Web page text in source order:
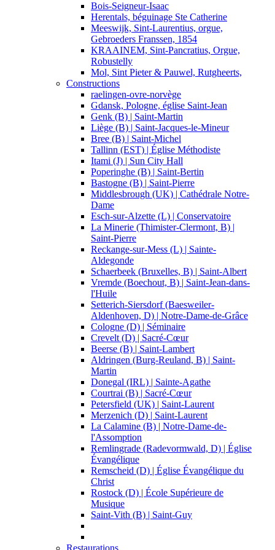
Bois-Seigneur-Isaac
Herentals, béguinage Ste Catherine
Meeswijk, Sint-Laurentius, orgue,
Gebroeders Franssen, 1854
KRAAINEM, Sint-Pancratius, Orgue,
Robustelly
Mol, Sint Pieter & Pauwel, Rutgheerts,
Constructions
raelingen-ovre-norvège
Gdansk, Pologne, église Saint-Jean
Genk (B) | Saint-Martin
Liège (B) | Saint-Jacques-le-Mineur
Bree (B) | Saint-Michel
Tallinn (EST) | Église Méthodiste
Itami (J) | Sun City Hall
Poperinghe (B) | Saint-Bertin
Bastogne (B) | Saint-Pierre
Middlesbrough (UK) | Cathédrale Notre-
Dame
Esch-sur-Alzette (L) | Conservatoire
La Minerie (Thimister-Clermont, B) |
Saint-Pierre
Reckange-sur-Mess (L) | Sainte-
Aldegonde
Schaerbeek (Bruxelles, B) | Saint-Albert
Vremde (Boechout, B) | Saint-Jean-dans-
l'Huile
Setterich-Siersdorf (Baesweiler-
Aldenhoven, D) | Notre-Dame-de-Grâce
Cologne (D) | Séminaire
Crevelt (D) | Sacré-Cœur
Beerse (B) | Saint-Lambert
Aldringen (Burg-Reuland, B) | Saint-
Martin
Donegal (IRL) | Sainte-Agathe
Courtrai (B) | Sacré-Cœur
Petersfield (UK) | Saint-Laurent
Merzenich (D) | Saint-Laurent
La Calamine (B) | Notre-Dame-de-
l'Assomption
Remlingrade (Radevormwald, D) | Église
Évangélique
Remscheid (D) | Église Évangélique du
Christ
Rostock (D) | École Supérieure de
Musique
Saint-Vith (B) | Saint-Guy
Restaurations